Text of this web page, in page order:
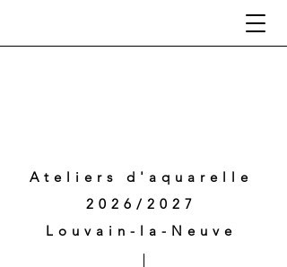
Ateliers d'aquarelle
2026/2027
Louvain-la-Neuve